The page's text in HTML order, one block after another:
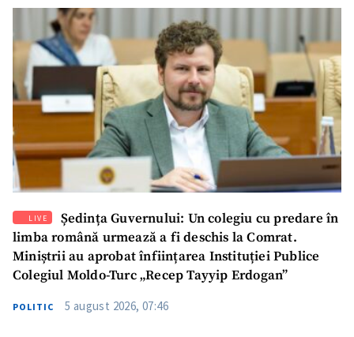
SUSȚINE
LIVE
Ședința Guvernului: Un colegiu cu predare în
limba română urmează a fi deschis la Comrat.
Miniștrii au aprobat înființarea Instituției Publice
Colegiul Moldo-Turc „Recep Tayyip Erdogan”
POLITIC 5 august 2026, 07:46